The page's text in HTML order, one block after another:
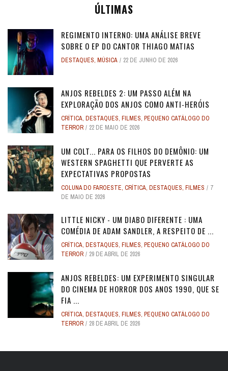
ÚLTIMAS
REGIMENTO INTERNO: UMA ANÁLISE BREVE
SOBRE O EP DO CANTOR THIAGO MATIAS
DESTAQUES, MÚSICA 22 DE JUNHO DE 2026
ANJOS REBELDES 2: UM PASSO ALÉM NA
EXPLORAÇÃO DOS ANJOS COMO ANTI-HERÓIS
CRÍTICA, DESTAQUES, FILMES, PEQUENO CATÁLOGO DO
TERROR
22 DE MAIO DE 2026
UM COLT... PARA OS FILHOS DO DEMÔNIO: UM
WESTERN SPAGHETTI QUE PERVERTE AS
EXPECTATIVAS PROPOSTAS
COLUNA DO FAROESTE, CRÍTICA, DESTAQUES, FILMES
7
DE MAIO DE 2026
LITTLE NICKY - UM DIABO DIFERENTE : UMA
COMÉDIA DE ADAM SANDLER, A RESPEITO DE ...
CRÍTICA, DESTAQUES, FILMES, PEQUENO CATÁLOGO DO
TERROR
29 DE ABRIL DE 2026
ANJOS REBELDES: UM EXPERIMENTO SINGULAR
DO CINEMA DE HORROR DOS ANOS 1990, QUE SE
FIA ...
CRÍTICA, DESTAQUES, FILMES, PEQUENO CATÁLOGO DO
TERROR
28 DE ABRIL DE 2026